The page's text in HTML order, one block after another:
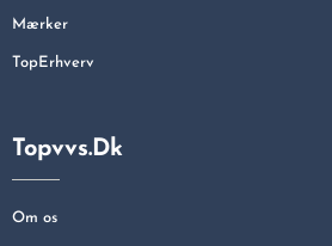
Mærker
TopErhverv
Topvvs.dk
Om os